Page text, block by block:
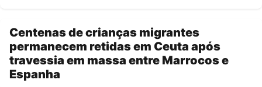
Centenas de crianças migrantes
permanecem retidas em Ceuta após
travessia em massa entre Marrocos e
Espanha